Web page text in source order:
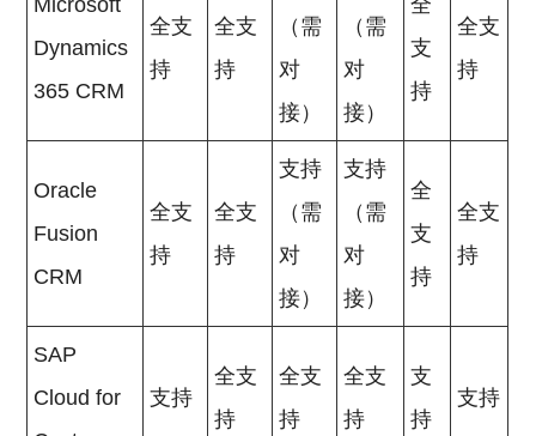
Microsoft
Dynamics
365 CRM
全支
持
全支
持
（需
对
接）
（需
对
接）
全
支
持
全支
持
Oracle
Fusion
CRM
全支
持
全支
持
支持
（需
对
接）
支持
（需
对
接）
全
支
持
全支
持
SAP
Cloud for
支持
全支
持
全支
持
全支
持
支
持
支持